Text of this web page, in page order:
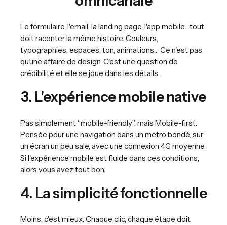
Le formulaire, l'email, la landing page, l'app mobile : tout
doit raconter la même histoire. Couleurs,
typographies, espaces, ton, animations… Ce n'est pas
qu'une affaire de design. C'est une question de
crédibilité et elle se joue dans les détails.
3. L'expérience mobile native
Pas simplement “mobile-friendly”, mais Mobile-first.
Pensée pour une navigation dans un métro bondé, sur
un écran un peu sale, avec une connexion 4G moyenne.
Si l'expérience mobile est fluide dans ces conditions,
alors vous avez tout bon.
4. La simplicité fonctionnelle
Moins, c'est mieux. Chaque clic, chaque étape doit